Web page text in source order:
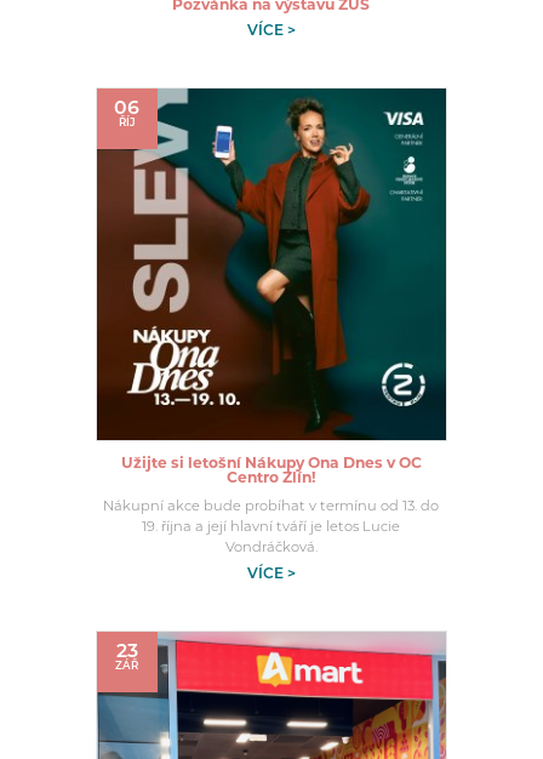
Pozvánka na výstavu ZUŠ
VÍCE >
06
ŘÍJ
Užijte si letošní Nákupy Ona Dnes v OC
Centro Zlín!
Nákupní akce bude probíhat v termínu od 13. do
19. října a její hlavní tváří je letos Lucie
Vondráčková.
VÍCE >
23
ZÁŘ